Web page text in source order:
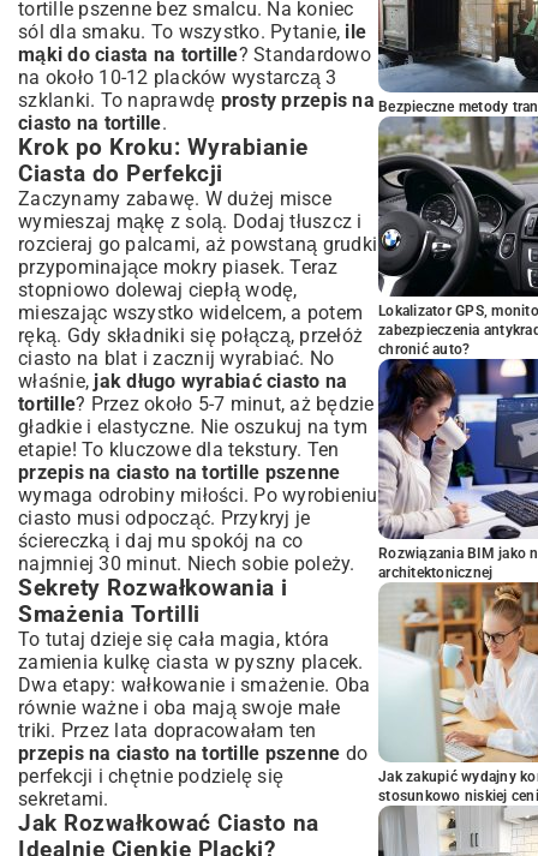
tortille pszenne bez smalcu. Na koniec
sól dla smaku. To wszystko. Pytanie, ile
mąki do ciasta na tortille? Standardowo
na około 10-12 placków wystarczą 3
szklanki. To naprawdę prosty przepis na
ciasto na tortille.
Krok po Kroku: Wyrabianie
Ciasta do Perfekcji
Zaczynamy zabawę. W dużej misce
wymieszaj mąkę z solą. Dodaj tłuszcz i
rozcieraj go palcami, aż powstaną grudki
przypominające mokry piasek. Teraz
stopniowo dolewaj ciepłą wodę,
mieszając wszystko widelcem, a potem
ręką. Gdy składniki się połączą, przełóż
ciasto na blat i zacznij wyrabiać. No
właśnie, jak długo wyrabiać ciasto na
tortille? Przez około 5-7 minut, aż będzie
gładkie i elastyczne. Nie oszukuj na tym
etapie! To kluczowe dla tekstury. Ten
przepis na ciasto na tortille pszenne
wymaga odrobiny miłości. Po wyrobieniu
ciasto musi odpocząć. Przykryj je
ściereczką i daj mu spokój na co
najmniej 30 minut. Niech sobie poleży.
Sekrety Rozwałkowania i
Smażenia Tortilli
To tutaj dzieje się cała magia, która
zamienia kulkę ciasta w pyszny placek.
Dwa etapy: wałkowanie i smażenie. Oba
równie ważne i oba mają swoje małe
triki. Przez lata dopracowałam ten
przepis na ciasto na tortille pszenne do
perfekcji i chętnie podzielę się
sekretami.
Jak Rozwałkować Ciasto na
Idealnie Cienkie Placki?
Bezpieczne metody
Lokalizator GPS,
zabezpieczenia
chronić auto?
Rozwiązania BIM jako
architektonicznej
Jak zakupić wydajny
stosunkowo niskiej